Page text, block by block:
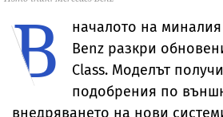
В
началото на
Benz разкри
Class. Моделът
подобрения по
внедряването на нови